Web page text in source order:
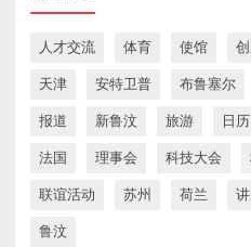
人才交流 体育 使馆
天津 安特卫普 布鲁塞尔
报道 新鲁汶 旅游 日历
法国 理事会 科技大会
联谊活动 苏州 荷兰
鲁汶